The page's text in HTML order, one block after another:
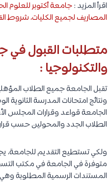
اقرأ المزيد :
المصاريف لجميع الكليات، شروط
متطلبات القبول في
والتكنولوجيا :
تقبل الجامعة جميع الطلاب
ونتائج امتحانات المدرسة الثانوية
الجامعة قواعد وقرارات المجلس
الطلاب الجدد والمحولين حسب
ولكي تستطيع التقديم
متوفرة في الجامعة في مكتب
المستندات الرسمية المطلوبة